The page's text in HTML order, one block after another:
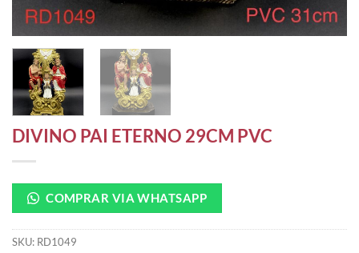
DIVINO PAI ETERNO 29CM PVC
COMPRAR VIA WHATSAPP
SKU: RD1049